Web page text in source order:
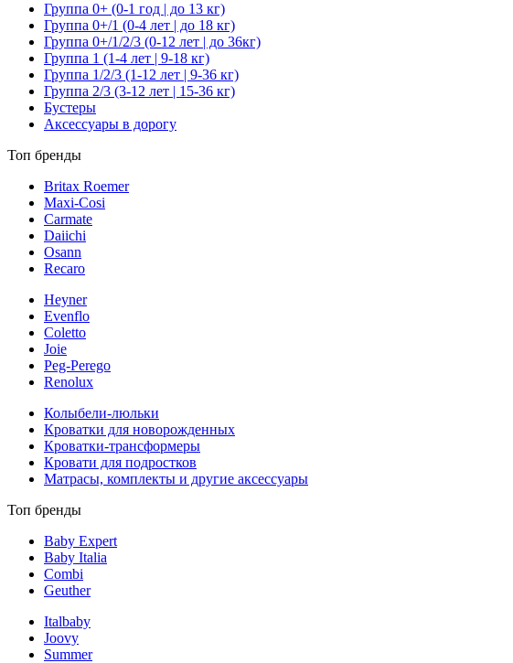
Группа 0+ (0-1 год | до 13 кг)
Группа 0+/1 (0-4 лет | до 18 кг)
Группа 0+/1/2/3 (0-12 лет | до 36кг)
Группа 1 (1-4 лет | 9-18 кг)
Группа 1/2/3 (1-12 лет | 9-36 кг)
Группа 2/3 (3-12 лет | 15-36 кг)
Бустеры
Аксессуары в дорогу
Топ бренды
Britax Roemer
Maxi-Cosi
Carmate
Daiichi
Osann
Recaro
Heyner
Evenflo
Coletto
Joie
Peg-Perego
Renolux
Колыбели-люльки
Кроватки для новорожденных
Кроватки-трансформеры
Кровати для подростков
Матрасы, комплекты и другие аксессуары
Топ бренды
Baby Expert
Baby Italia
Combi
Geuther
Italbaby
Joovy
Summer